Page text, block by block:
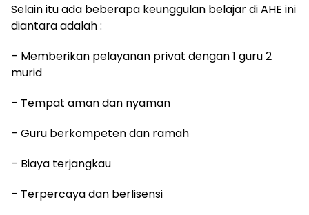
Selain itu ada beberapa keunggulan belajar di AHE ini
diantara adalah :
– Memberikan pelayanan privat dengan 1 guru 2
murid
– Tempat aman dan nyaman
– Guru berkompeten dan ramah
– Biaya terjangkau
– Terpercaya dan berlisensi